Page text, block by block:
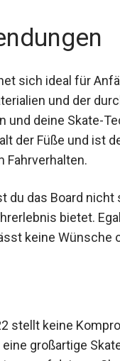
sich ideal für
und der
und deine Skate-
der Füße und ist
du das Board
bietet.
lässt keine
stellt keine
was du für eine